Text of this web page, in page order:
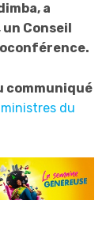
a
Conseil
communiqué
du